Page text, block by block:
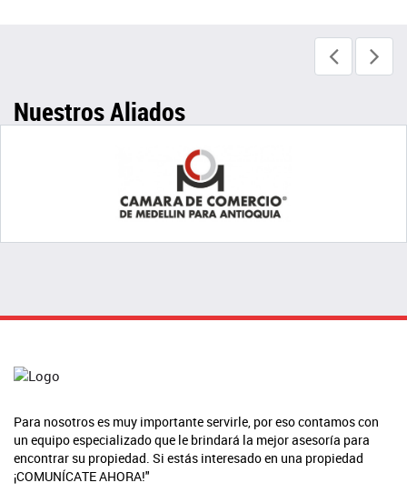
Nuestros Aliados
Para nosotros es muy importante servirle, por eso contamos con
un equipo especializado que le brindará la mejor asesoría para
encontrar su propiedad. Si estás interesado en una propiedad
¡COMUNÍCATE AHORA!"